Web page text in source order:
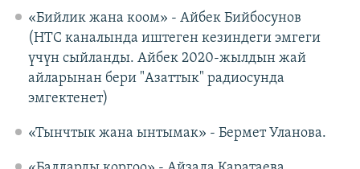
«Бийлик жана коом» - Айбек Бийбосунов
(НТС каналында иштеген кезиндеги эмгеги
үчүн сыйланды. Айбек 2020-жылдын жай
айларынан бери "Азаттык" радиосунда
эмгектенет)
«Тынчтык жана ынтымак» - Бермет Уланова.